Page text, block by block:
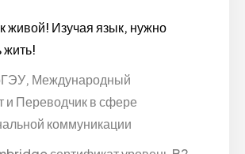
живой! Изучая язык, нужно
жить!
Международный
и Переводчик в сфере
коммуникации